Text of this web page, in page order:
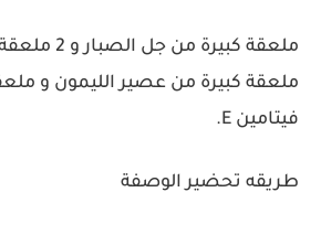
ملعقة كبيرة
ملعقة كبيرة من عصير الليمون و
فيتامين E.
طريقه تحضير الوصفة